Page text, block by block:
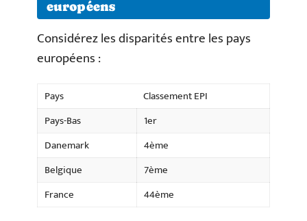
européens
Considérez les disparités entre les pays
européens :
Pays
Classement EPI
Pays-Bas
1er
Danemark
4ème
Belgique
7ème
France
44ème